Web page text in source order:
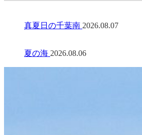
真夏日の千葉南 2026.08.07
夏の海 2026.08.06